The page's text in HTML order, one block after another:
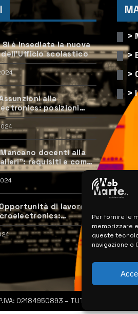
Per fornire le
memorizzare
queste
navigazione o
Si è insediata la nuova
scolastico
alla
posizioni
candidarsi
docenti alla
requisiti e come
di lavoro
assunzioni previste
>
>
>
>
02184950893 – TUTTI I DIRITTI